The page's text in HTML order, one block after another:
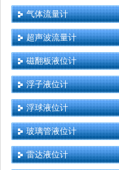
气体流量计
超声波流量计
磁翻板液位计
浮子液位计
浮球液位计
玻璃管液位计
雷达液位计